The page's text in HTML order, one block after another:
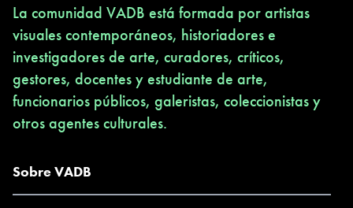
La comunidad VADB está formada por artistas
visuales contemporáneos, historiadores e
investigadores de arte, curadores, críticos,
gestores, docentes y estudiante de arte,
funcionarios públicos, galeristas, coleccionistas y
otros agentes culturales.
Sobre VADB